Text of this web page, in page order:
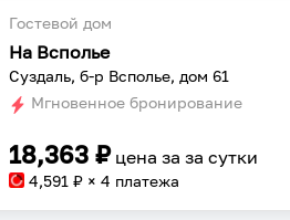
Гостевой дом
На Всполье
Суздаль, б-р Всполье, дом 61
Мгновенное бронирование
18,363 ₽ цена заза сутки
4,591 ₽ × 4 платежа